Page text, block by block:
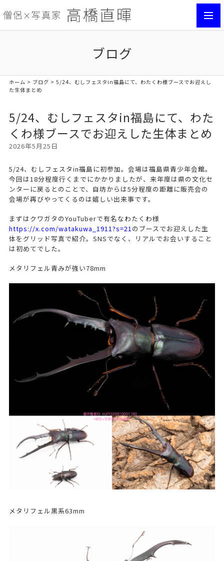
ブログ
ホーム > ブログ > 5/24、むしフェスタin福島にて、わたくわ様ブースでお迎えし
た生体まとめ
5/24、むしフェスタin福島にて、わた
くわ様ブースでお迎えした生体まとめ
2026年5月25日
5/24、むしフェスタin福島に初参加。会場は福島県青少年会館。
今回は18分程度行くまでにかかりましたが、来年度は県の文化セ
ンターに戻るとのことで、自坊からは5分程度の距離に販売会の
会場が再びやってくるのは嬉しい出来事です。
まずはクワガタのYouTuberで有名なわたくわ様
https://x.com/watakuwa_1911?s=21のブースでお迎えした生
体をグリッド写真で紹介。SNSでなく、リアルでお会いすること
は初めてでした。
メタリフェル青みが強い78mm
メタリフェル黒系63mm